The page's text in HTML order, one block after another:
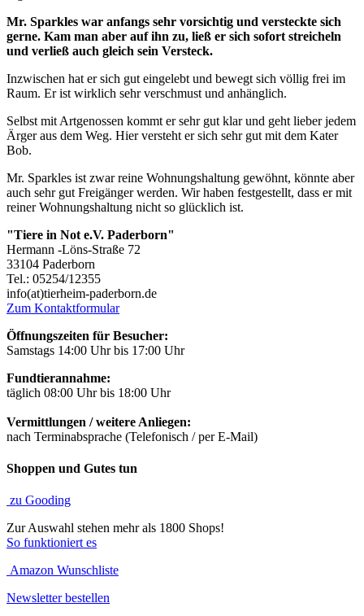
Mr. Sparkles war anfangs sehr vorsichtig und versteckte sich
gerne. Kam man aber auf ihn zu, ließ er sich sofort streicheln
und verließ auch gleich sein Versteck.
Inzwischen hat er sich gut eingelebt und bewegt sich völlig frei im
Raum. Er ist wirklich sehr verschmust und anhänglich.
Selbst mit Artgenossen kommt er sehr gut klar und geht lieber jedem
Ärger aus dem Weg. Hier versteht er sich sehr gut mit dem Kater
Bob.
Mr. Sparkles ist zwar reine Wohnungshaltung gewöhnt, könnte aber
auch sehr gut Freigänger werden. Wir haben festgestellt, dass er mit
reiner Wohnungshaltung nicht so glücklich ist.
"Tiere in Not e.V. Paderborn"
Hermann -Löns-Straße 72
33104 Paderborn
Tel.: 05254/12355
info(at)tierheim-paderborn.de
Zum Kontaktformular
Öffnungszeiten für Besucher:
Samstags 14:00 Uhr bis 17:00 Uhr
Fundtierannahme:
täglich 08:00 Uhr bis 18:00 Uhr
Vermittlungen / weitere Anliegen:
nach Terminabsprache (Telefonisch / per E-Mail)
Shoppen und Gutes tun
zu Gooding
Zur Auswahl stehen mehr als 1800 Shops!
So funktioniert es
Amazon Wunschliste
Newsletter bestellen